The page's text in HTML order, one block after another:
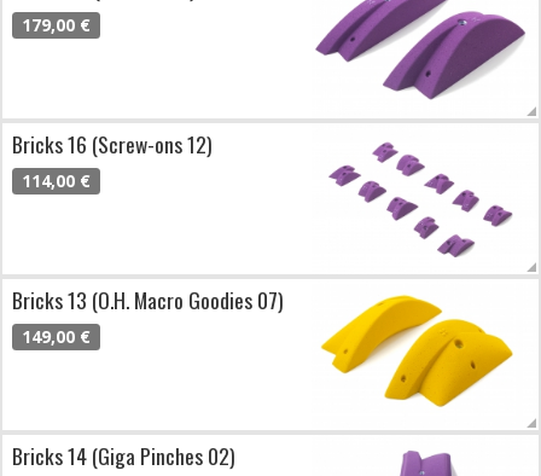
179,00 €
Bricks 16 (Screw-ons 12)
114,00 €
Bricks 13 (O.H. Macro Goodies 07)
149,00 €
Bricks 14 (Giga Pinches 02)